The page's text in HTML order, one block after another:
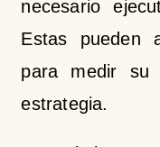
necesario
Estas pueden
para medir su
estrategia.